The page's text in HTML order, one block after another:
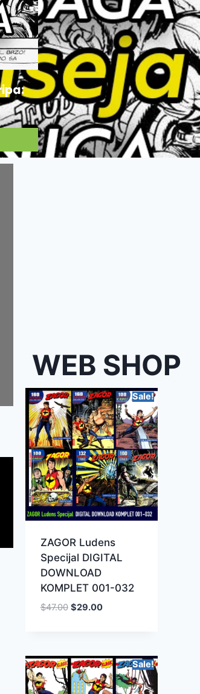
WEB SHOP
Sale!
ZAGOR Ludens
Specijal DIGITAL
DOWNLOAD
KOMPLET 001-032
$47.00 $29.00
Sale!